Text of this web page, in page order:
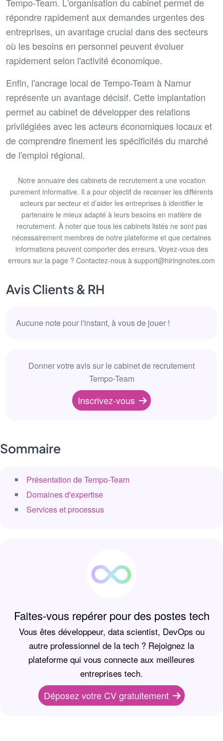
Tempo-Team. L'organisation du cabinet permet de
répondre rapidement aux demandes urgentes des
entreprises, un avantage crucial dans des secteurs
où les besoins en personnel peuvent évoluer
rapidement selon l'activité économique.
Enfin, l'ancrage local de Tempo-Team à Namur
représente un avantage décisif. Cette implantation
permet au cabinet de développer des relations
privilégiées avec les acteurs économiques locaux et
de comprendre finement les spécificités du marché
de l'emploi régional.
Notre annuaire des cabinets de recrutement a une vocation
purement informative. Il a pour objectif de recenser les différents
acteurs par secteur et d’aider les entreprises à identifier le
partenaire le mieux adapté à leurs besoins en matière de
recrutement. À noter que tous les cabinets listés ne sont pas
nécessairement membres de notre plateforme et que certaines
informations peuvent comporter des erreurs. Voyez-vous des
erreurs sur la page ? Contactez-nous à support@hiringnotes.com
Avis Clients & RH
Aucune note pour l'instant, à vous de jouer !
Donner votre avis sur le cabinet de recrutement
Tempo-Team
Inscrivez-vous
Sommaire
Présentation de Tempo-Team
Domaines d'expertise
Services et processus
Faites-vous repérer pour des postes tech
Vous êtes développeur, data scientist, DevOps ou
autre professionnel de la tech ? Rejoignez la
plateforme qui vous connecte aux meilleures
entreprises tech.
Déposez votre CV gratuitement